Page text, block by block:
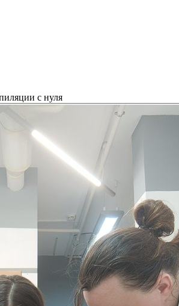
с нуля